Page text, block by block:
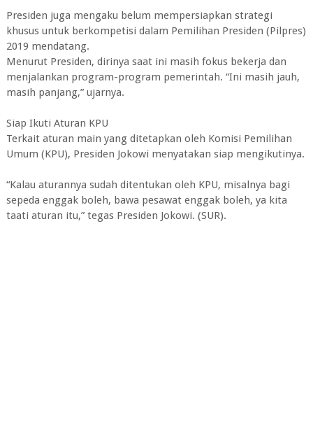
Presiden juga mengaku belum mempersiapkan strategi
khusus untuk berkompetisi dalam Pemilihan Presiden (Pilpres)
2019 mendatang.
Menurut Presiden, dirinya saat ini masih fokus bekerja dan
menjalankan program-program pemerintah. “Ini masih jauh,
masih panjang,” ujarnya.
Siap Ikuti Aturan KPU
Terkait aturan main yang ditetapkan oleh Komisi Pemilihan
Umum (KPU), Presiden Jokowi menyatakan siap mengikutinya.
“Kalau aturannya sudah ditentukan oleh KPU, misalnya bagi
sepeda enggak boleh, bawa pesawat enggak boleh, ya kita
taati aturan itu,” tegas Presiden Jokowi. (SUR).